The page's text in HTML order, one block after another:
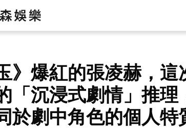
》爆紅的張凌赫，這
「沉浸式劇情」推理
於劇中角色的個人特